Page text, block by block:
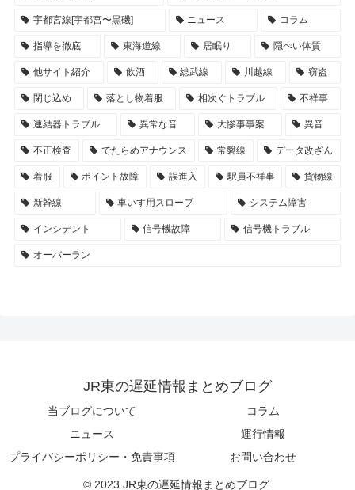
宇都宮線[宇都宮〜黒磯] ニュース コラム
指導を徹底 東海道線 居眠り 隠ぺい体質
他サイト紹介 飲酒 総武線 川越線 窃盗
閉じ込め 落とし物着服 相次ぐトラブル 不祥事
連結器トラブル 異常な音 大惨事事案 異音
不正検査 でたらめアナウンス 常磐線 データ改ざん
着服 ポイント故障 誤進入 駅員不祥事 貨物線
新幹線 車いす用スロープ システム障害
インシデント 信号機故障 信号機トラブル
オーバーラン
JR東の遅延情報まとめブログ
当ブログについて
コラム
ニュース
運行情報
プライバシーポリシー・免責事項
お問い合わせ
© 2023 JR東の遅延情報まとめブログ.